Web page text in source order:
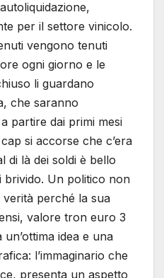
per il settore vinicolo.
vengono tenuti
ogni giorno e le
li guardano
che saranno
partire dai primi mesi
si accorse che c’era
di là dei soldi è bello
brivido. Un politico non
perché la sua
valore tron euro 3
idea e una
l’immaginario che
presenta un aspetto